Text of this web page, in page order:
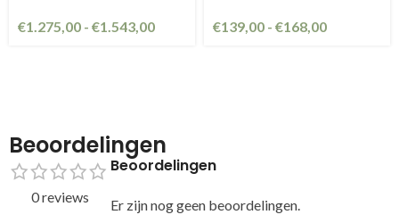
€1.275,00 - €1.543,00 €139,00 - €168,00
Beoordelingen
0 reviews
Beoordelingen
Er zijn nog geen beoordelingen.